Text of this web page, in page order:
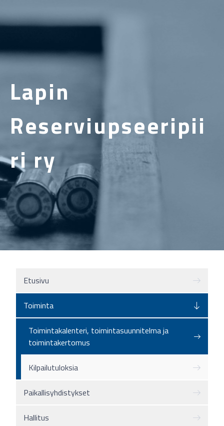
Lapin
Reserviupseeripii
ri ry
Etusivu
Toiminta
Toimintakalenteri, toimintasuunnitelma ja
toimintakertomus
Kilpailutuloksia
Paikallisyhdistykset
Hallitus